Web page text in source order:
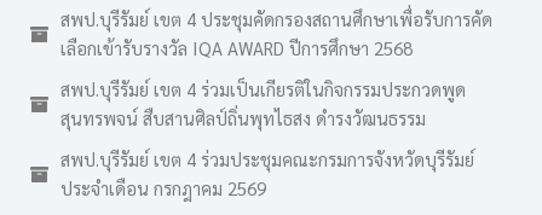
สพป.บุรีรัมย์ เขต 4 ประชุมคัดกรองสถานศึกษาเพื่อรับการคัด
เลือกเข้ารับรางวัล IQA AWARD ปีการศึกษา 2568
สพป.บุรีรัมย์ เขต 4 ร่วมเป็นเกียรติในกิจกรรมประกวดพูด
สุนทรพจน์ สืบสานศิลป์ถิ่นพุทไธสง ดำรงวัฒนธรรม
สพป.บุรีรัมย์ เขต 4 ร่วมประชุมคณะกรมการจังหวัดบุรีรัมย์
ประจำเดือน กรกฎาคม 2569